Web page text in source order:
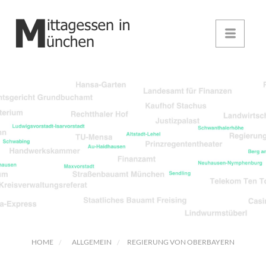
HOME ALLGEMEIN REGIERUNG VON OBERBAYERN